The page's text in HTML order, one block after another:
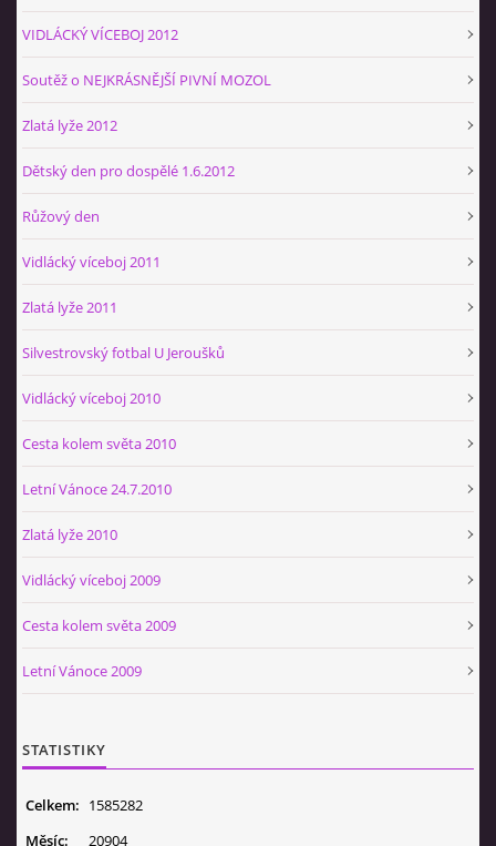
VIDLÁCKÝ VÍCEBOJ 2012
Soutěž o NEJKRÁSNĚJŠÍ PIVNÍ MOZOL
Zlatá lyže 2012
Dětský den pro dospělé 1.6.2012
Růžový den
Vidlácký víceboj 2011
Zlatá lyže 2011
Silvestrovský fotbal U Jeroušků
Vidlácký víceboj 2010
Cesta kolem světa 2010
Letní Vánoce 24.7.2010
Zlatá lyže 2010
Vidlácký víceboj 2009
Cesta kolem světa 2009
Letní Vánoce 2009
STATISTIKY
Celkem: 1585282
Měsíc:
20904